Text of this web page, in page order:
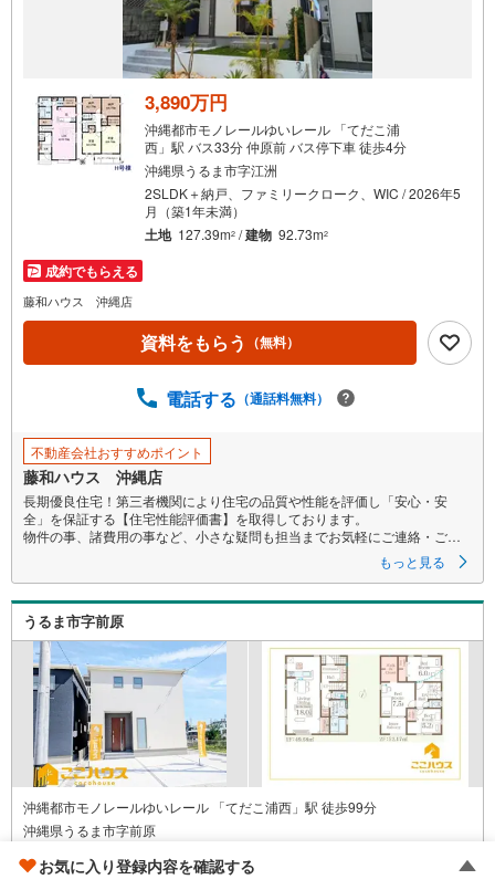
3,890万円
沖縄都市モノレールゆいレール 「てだこ浦
西」駅 バス33分 仲原前 バス停下車 徒歩4分
沖縄県うるま市字江洲
2SLDK＋納戸、ファミリークローク、WIC / 2026年5
月（築1年未満）
土地 127.39m2 /建物 92.73m2
成約でもらえる
藤和ハウス 沖縄店
資料をもらう （無料）
電話する （通話料無料）
不動産会社おすすめポイント
藤和ハウス 沖縄店
長期優良住宅！第三者機関により住宅の品質や性能を評価し「安心・安
全」を保証する【住宅性能評価書】を取得しております。
物件の事、諸費用の事など、小さな疑問も担当までお気軽にご連絡・ご相
もっと見る
うるま市字前原
沖縄都市モノレールゆいレール 「てだこ浦西」駅 徒歩99分
沖縄県うるま市字前原
土地124.86m2/建物101.85m2
お気に入り登録内容を確認する